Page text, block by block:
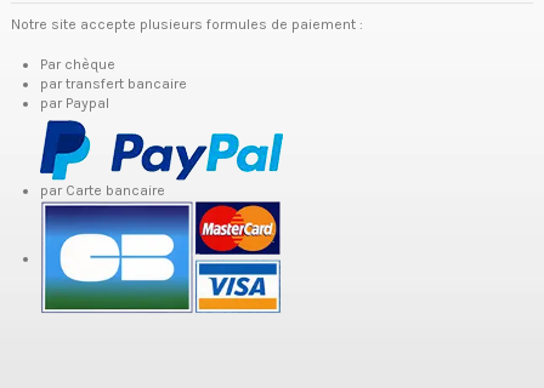
Notre site accepte plusieurs formules de paiement :
Par chèque
par transfert bancaire
par Paypal
par Carte bancaire